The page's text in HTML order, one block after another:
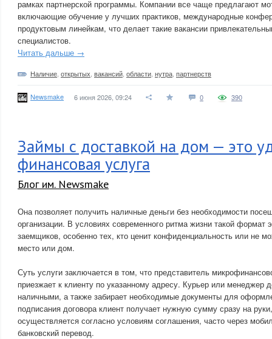
рамках партнерской программы. Компании все чаще предлагают
включающие обучение у лучших практиков, международные
продуктовым линейкам, что делает такие вакансии
специалистов.
Читать дальше →
Наличие открытых вакансий области нутра партнерств
Newsmake 6 июня 2026, 09:24 0 390
Займы с доставкой на дом — это
финансовая услуга
Блог им. Newsmake
Она позволяет получить наличные деньги без необходимости
организации. В условиях современного ритма жизни такой формат
заемщиков, особенно тех, кто ценит конфиденциальность или не
место или дом.
Суть услуги заключается в том, что представитель
приезжает к клиенту по указанному адресу. Курьер или менеджер
наличными, а также забирает необходимые документы для
подписания договора клиент получает нужную сумму сразу на
осуществляется согласно условиям соглашения, часто через
банковский перевод.